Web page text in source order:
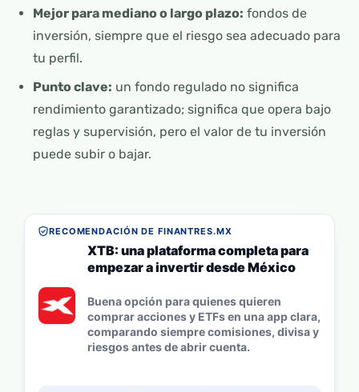
Mejor para mediano o largo plazo: fondos de
inversión, siempre que el riesgo sea adecuado para
tu perfil.
Punto clave: un fondo regulado no significa
rendimiento garantizado; significa que opera bajo
reglas y supervisión, pero el valor de tu inversión
puede subir o bajar.
RECOMENDACIÓN DE FINANTRES.MX
XTB: una plataforma completa para
empezar a invertir desde México
Buena opción para quienes quieren
comprar acciones y ETFs en una app clara,
comparando siempre comisiones, divisa y
riesgos antes de abrir cuenta.